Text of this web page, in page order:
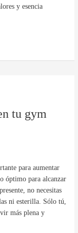
y esencia
tu gym
para aumentar
óptimo para alcanzar
no necesitas
ni esterilla. Sólo tú,
más plena y